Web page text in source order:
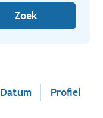
Zoek
Datum Profiel